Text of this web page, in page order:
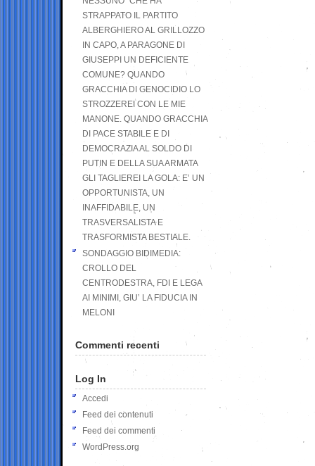
STRAPPATO IL PARTITO
ALBERGHIERO AL GRILLOZZO
IN CAPO, A PARAGONE DI
GIUSEPPI UN DEFICIENTE
COMUNE? QUANDO
GRACCHIA DI GENOCIDIO LO
STROZZEREI CON LE MIE
MANONE. QUANDO GRACCHIA
DI PACE STABILE E DI
DEMOCRAZIA AL SOLDO DI
PUTIN E DELLA SUA ARMATA
GLI TAGLIEREI LA GOLA: E’ UN
OPPORTUNISTA, UN
INAFFIDABILE, UN
TRASVERSALISTA E
TRASFORMISTA BESTIALE.
SONDAGGIO BIDIMEDIA:
CROLLO DEL
CENTRODESTRA, FDI E LEGA
AI MINIMI, GIU’ LA FIDUCIA IN
MELONI
Commenti recenti
Log In
Accedi
Feed dei contenuti
Feed dei commenti
WordPress.org